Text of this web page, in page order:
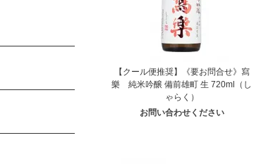
【クール便推奨】《要お問合せ》寫
樂 純米吟醸 備前雄町 生 720ml（し
ゃらく）
お問い合わせください